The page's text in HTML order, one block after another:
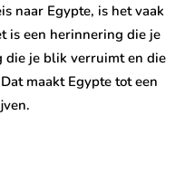
naar Egypte, is het vaak
is een herinnering die je
die je blik verruimt en die
maakt Egypte tot een